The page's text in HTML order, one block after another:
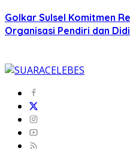
Golkar Sulsel Komitmen
Organisasi Pendiri dan